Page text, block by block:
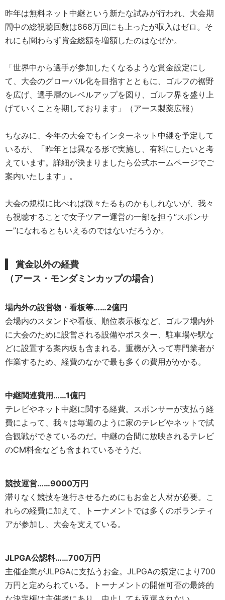
昨年は無料ネット中継という新たな試みが行われ、大会期
間中の総視聴回数は868万回にも上ったが収入はゼロ。そ
れにも関わらず賞金総額を増額したのはなぜか。
「世界中から選手が参加したくなるような賞金設定にし
て、大会のグローバル化を目指すとともに、ゴルフの裾野
を広げ、選手層のレベルアップを図り、ゴルフ界を盛り上
げていくことを期しております」（アース製薬広報）
ちなみに、今年の大会でもインターネット中継を予定して
いるが、「昨年とは異なる形で実施し、有料にしたいと考
えています。詳細が決まりましたら公式ホームページでご
案内いたします」。
大会の規模に比べれば微々たるものかもしれないが、我々
も視聴することで女子ツアー運営の一部を担う“スポンサ
ー”になれるともいえるのではないだろうか。
賞金以外の経費
（アース・モンダミンカップの場合）
場内外の設営物・看板等……2億円
会場内のスタンドや看板、順位表示板など、ゴルフ場内外
に大会のために設営される設備やポスター、駐車場や駅な
どに設置する案内板も含まれる。重機が入って専門業者が
作業するため、経費のなかで最も多くの費用がかかる。
中継関連費用……1億円
テレビやネット中継に関する経費。スポンサーが支払う経
費によって、我々は毎週のように家のテレビやネットで試
合観戦ができているのだ。中継の合間に放映されるテレビ
のCM料金なども含まれているそうだ。
競技運営……9000万円
滞りなく競技を進行させるためにもお金と人材が必要。こ
れらの経費に加えて、トーナメントでは多くのボランティ
アが参加し、大会を支えている。
JLPGA公認料……700万円
主催企業がJLPGAに支払うお金。JLPGAの規定により700
万円と定められている。トーナメントの開催可否の最終的